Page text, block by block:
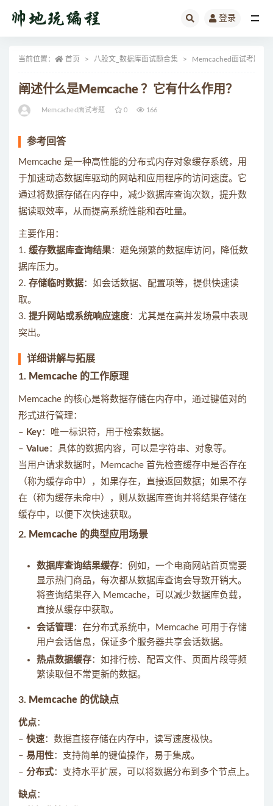
登录
当前位置： 首页 八股文_数据库面试题合集 Memcached面试考题
阐述什么是Memcache ？它有什么作用？
Memcached面试考题 0 166
参考回答
Memcache 是一种高性能的分布式内存对象缓存系统，用
于加速动态数据库驱动的网站和应用程序的访问速度。它
通过将数据存储在内存中，减少数据库查询次数，提升数
据读取效率，从而提高系统性能和吞吐量。
主要作用：
1. 缓存数据库查询结果：避免频繁的数据库访问，降低数
据库压力。
2. 存储临时数据：如会话数据、配置项等，提供快速读
取。
3. 提升网站或系统响应速度：尤其是在高并发场景中表现
突出。
详细讲解与拓展
1. Memcache 的工作原理
Memcache 的核心是将数据存储在内存中，通过键值对的
形式进行管理：
– Key：唯一标识符，用于检索数据。
– Value：具体的数据内容，可以是字符串、对象等。
当用户请求数据时，Memcache 首先检查缓存中是否存在
（称为缓存命中），如果存在，直接返回数据；如果不存
在（称为缓存未命中），则从数据库查询并将结果存储在
缓存中，以便下次快速获取。
2. Memcache 的典型应用场景
数据库查询结果缓存：例如，一个电商网站首页需要
显示热门商品，每次都从数据库查询会导致开销大。
将查询结果存入 Memcache，可以减少数据库负载，
直接从缓存中获取。
会话管理：在分布式系统中，Memcache 可用于存储
用户会话信息，保证多个服务器共享会话数据。
热点数据缓存：如排行榜、配置文件、页面片段等频
繁读取但不常更新的数据。
3. Memcache 的优缺点
优点：
– 快速：数据直接存储在内存中，读写速度极快。
– 易用性：支持简单的键值操作，易于集成。
– 分布式：支持水平扩展，可以将数据分布到多个节点上。
缺点：